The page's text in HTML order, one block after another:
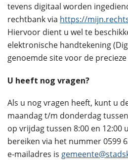
tevens digitaal worden
rechtbank via https://
Hiervoor dient u wel te
elektronische handtekening
genoemde site voor de
U heeft nog vragen?
Als u nog vragen heeft, kunt u
maandag t/m donderdag
op vrijdag tussen 8:00 en 12:00
bereiken via het nummer 0599
e‑mailadres is